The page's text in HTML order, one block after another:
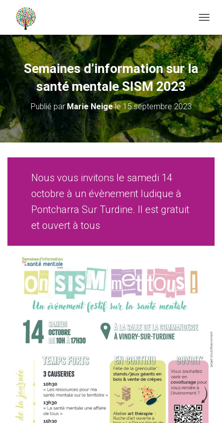
É
P
L
I
E
R
L
A
N
A
V
I
A
Semaines d’information sur la
santé mentale SISM 2023
Publié parMarie Neigele 15 septembre 2023
Nous vous invitons le samedi 14
octobre à un évènement ludique à
Pontcharra Sur Turdine. Il est gratuit
et ouvert à tous